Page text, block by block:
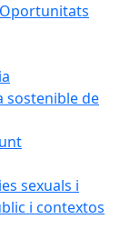
sostenible de
sexuals i
i contextos